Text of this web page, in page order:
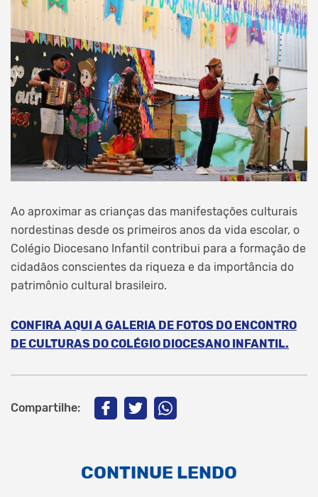
Ao aproximar as crianças das manifestações culturais
nordestinas desde os primeiros anos da vida escolar, o
Colégio Diocesano Infantil contribui para a formação de
cidadãos conscientes da riqueza e da importância do
patrimônio cultural brasileiro.
CONFIRA AQUI A GALERIA DE FOTOS DO ENCONTRO
DE CULTURAS DO COLÉGIO DIOCESANO INFANTIL.
Compartilhe:
CONTINUE LENDO